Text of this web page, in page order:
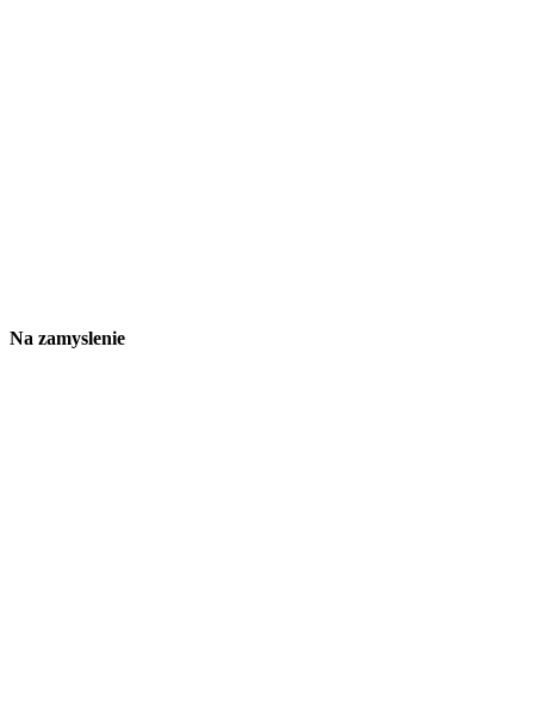
Na zamyslenie